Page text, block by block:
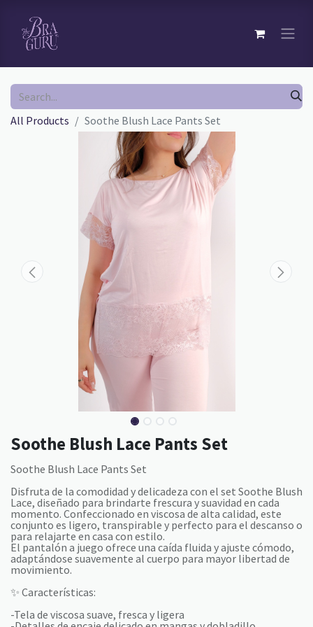
All Products Soothe Blush Lace Pants Set
Soothe Blush Lace Pants Set
Soothe Blush Lace Pants Set
Disfruta de la comodidad y delicadeza con el set Soothe Blush
Lace, diseñado para brindarte frescura y suavidad en cada
momento. Confeccionado en viscosa de alta calidad, este
conjunto es ligero, transpirable y perfecto para el descanso o
para relajarte en casa con estilo.
El pantalón a juego ofrece una caída fluida y ajuste cómodo,
adaptándose suavemente al cuerpo para mayor libertad de
movimiento.
✨ Características:
-Tela de viscosa suave, fresca y ligera